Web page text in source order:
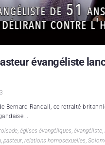
évangéliste
Bernard Randall, ce retraité
, églises évangéliques, évangéliste,
, pasteur, relations homosexuelles,